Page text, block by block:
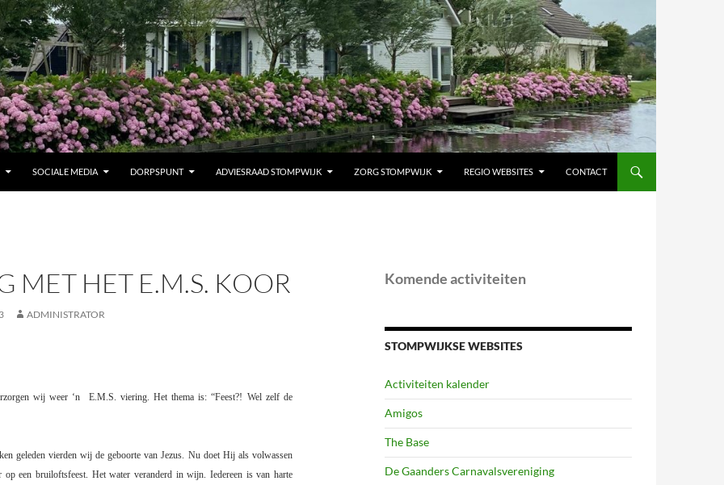
SOCIALE MEDIA DORPSPUNT ADVIESRAAD STOMPWIJK ZORG STOMPWIJK REGIO WEBSITES CONTACT
MET HET E.M.S. KOOR
ADMINISTRATOR
wij weer ‘n
E.M.S. viering. Het thema is: “Feest?! Wel zelf de
geleden vierden wij de geboorte van Jezus. Nu doet Hij als volwassen
op een bruiloftsfeest. Het water veranderd in wijn. Iedereen is van harte
Komende activiteiten
STOMPWIJKSE WEBSITES
Activiteiten kalender
Amigos
The Base
De Gaanders Carnavalsvereniging